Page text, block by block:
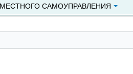
САМОУПРАВЛЕНИЯ